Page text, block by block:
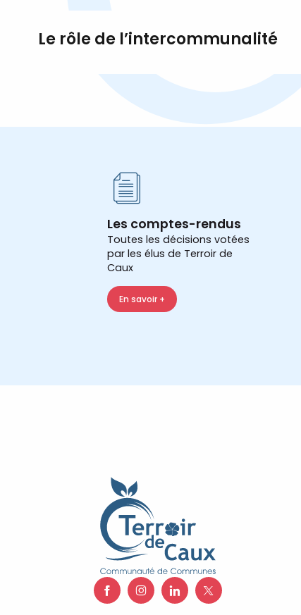
Le rôle de l’intercommunalité
Les comptes-rendus
Toutes les décisions votées
par les élus de Terroir de
Caux
En savoir +